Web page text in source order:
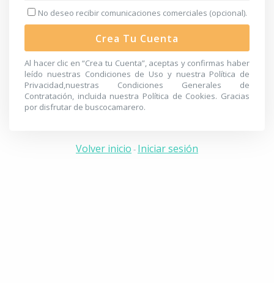
No deseo recibir comunicaciones comerciales (opcional).
Crea Tu Cuenta
Al hacer clic en “Crea tu Cuenta”, aceptas y confirmas haber
leído nuestras Condiciones de Uso y nuestra Política de
Privacidad,nuestras Condiciones Generales de
Contratación, incluida nuestra Política de Cookies. Gracias
por disfrutar de buscocamarero.
Volver inicio - Iniciar sesión